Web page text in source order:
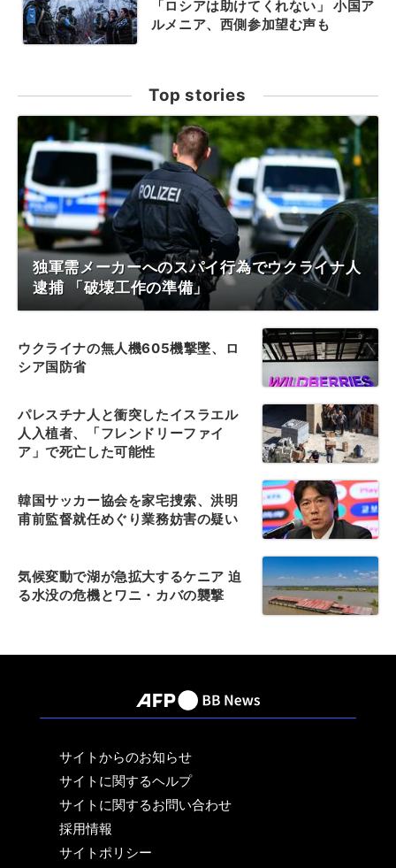
「ロシアは助けてくれない」 小国ア
ルメニア、西側参加望む声も
Top stories
独軍需メーカーへのスパイ行為でウクライナ人
逮捕 「破壊工作の準備」
ウクライナの無人機605機撃墜、ロ
シア国防省
パレスチナ人と衝突したイスラエル
人入植者、「フレンドリーファイ
ア」で死亡した可能性
韓国サッカー協会を家宅捜索、洪明
甫前監督就任めぐり業務妨害の疑い
気候変動で湖が急拡大するケニア 迫
る水没の危機とワニ・カバの襲撃
サイトからのお知らせ
サイトに関するヘルプ
サイトに関するお問い合わせ
採用情報
サイトポリシー